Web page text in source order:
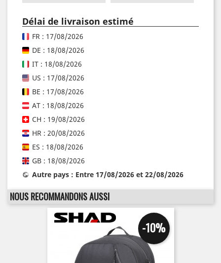
Délai de livraison estimé
FR : 17/08/2026
DE : 18/08/2026
IT : 18/08/2026
US : 17/08/2026
BE : 17/08/2026
AT : 18/08/2026
CH : 19/08/2026
HR : 20/08/2026
ES : 18/08/2026
GB : 18/08/2026
Autre pays : Entre 17/08/2026 et 22/08/2026
NOUS RECOMMANDONS AUSSI
-10%